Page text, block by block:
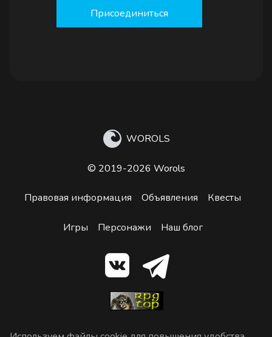
Присоединиться
WOROLS
© 2019-2026 Worols
Правовая информация Объявления Квесты
Игры Персонажи Наш блог